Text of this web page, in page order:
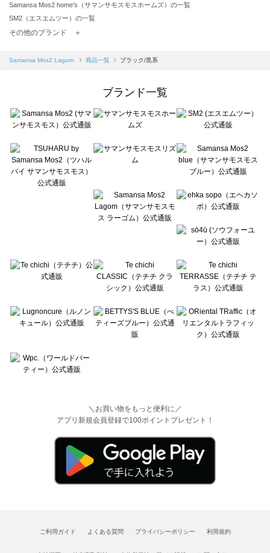
Samansa Mos2 home's（サマンサモスモスホームズ）の一覧
SM2（エスエムツー）の一覧
TSUHARU by Samansa Mos2（ツハルバイサマンサモスモス）の一覧
Samansa Mos2 blue（サマンサモスモス ブルー）の一覧
Te chichi（テチチ）の一覧
Te chichi CLASSIC（テチチ クラシック）の一覧
Lugnoncure（ルノンキュール）の一覧
BETTY'S BLUE（べティーズブルー）の一覧
Wpc.（ワールドパーティー）の一覧
その他のブランド ＋
Samansa Mos2 Lagom 商品一覧 ブラック/黒系
ブランド一覧
＼お買い物をもっと便利に／
アプリ新規会員登録で100ポイントプレゼント！
ご利用ガイド よくある質問 プライバシーポリシー 利用規約